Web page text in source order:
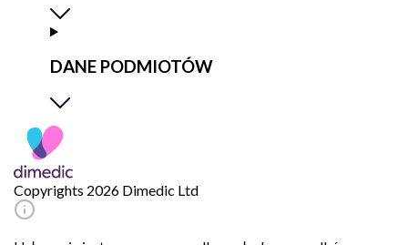
DANE PODMIOTÓW
Copyrights 2026 Dimedic Ltd